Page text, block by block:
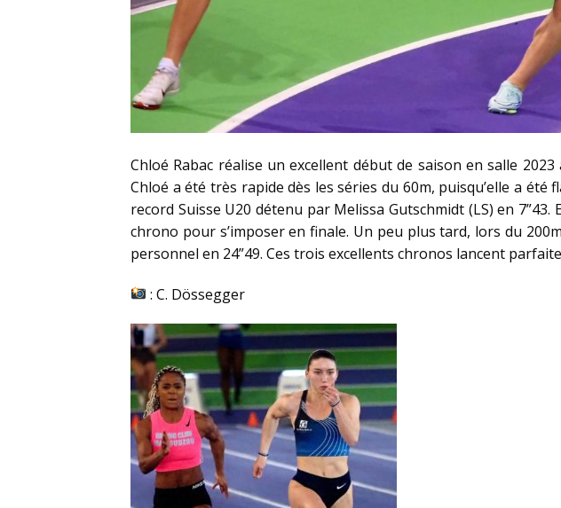
Chloé Rabac réalise un excellent début de saison en salle
Chloé a été très rapide dès les séries du 60m, puisqu’elle a été
record Suisse U20 détenu par Melissa Gutschmidt (LS) en
chrono pour s’imposer en finale. Un peu plus tard, lors du
personnel en 24”49. Ces trois excellents chronos lancent
: C. Dössegger